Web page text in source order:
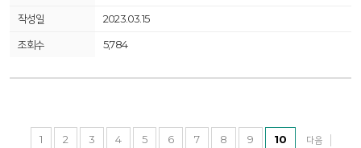
2023.03.15
5,784
1 2 3 4 5 6 7 8 9 10
다음